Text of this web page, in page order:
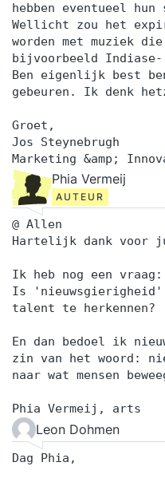
hebben eventueel hun
Wellicht zou het
worden met muziek
bijvoorbeeld Indiase-
Ben eigenlijk best
gebeuren. Ik denk
Groet,
Jos Steynebrugh
Marketing &amp;
Phia Vermeij
AUTEUR
@ Allen
Hartelijk dank voor
Ik heb nog een vraag:
Is 'nieuwsgierigheid'
talent te herkennen?
En dan bedoel ik
zin van het woord:
naar wat mensen
Phia Vermeij, arts
Leon Dohmen
Dag Phia,